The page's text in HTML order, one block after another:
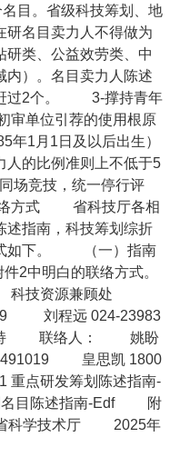
目。省级科技筹划、地
研名目卖力人不得做为
研类、公益效劳类、中
内）。名目卖力人陈述
2个。
3-撑持青年
审单位引荐的使用根原
年1月1日及以后出生）
人的比例准则上不低于5
场竞技，统一停行评
方式
省科技厅各相
述指南，科技筹划综折
下。
（一）指南
中明白的联络方式。
技资源兼顾处
刘程远 024-23983
联络人：
姚盼
皇思凯 1800
点研发筹划陈述指南-
目陈述指南-Edf
附
学技术厅
2025年